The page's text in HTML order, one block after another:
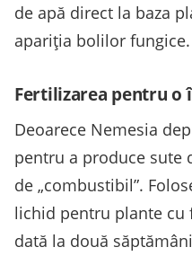
de apă direct la baza
apariția bolilor fungice.
Fertilizarea pentru
Deoarece Nemesia
pentru a produce sute
de „combustibil”.
lichid pentru plante cu
dată la două